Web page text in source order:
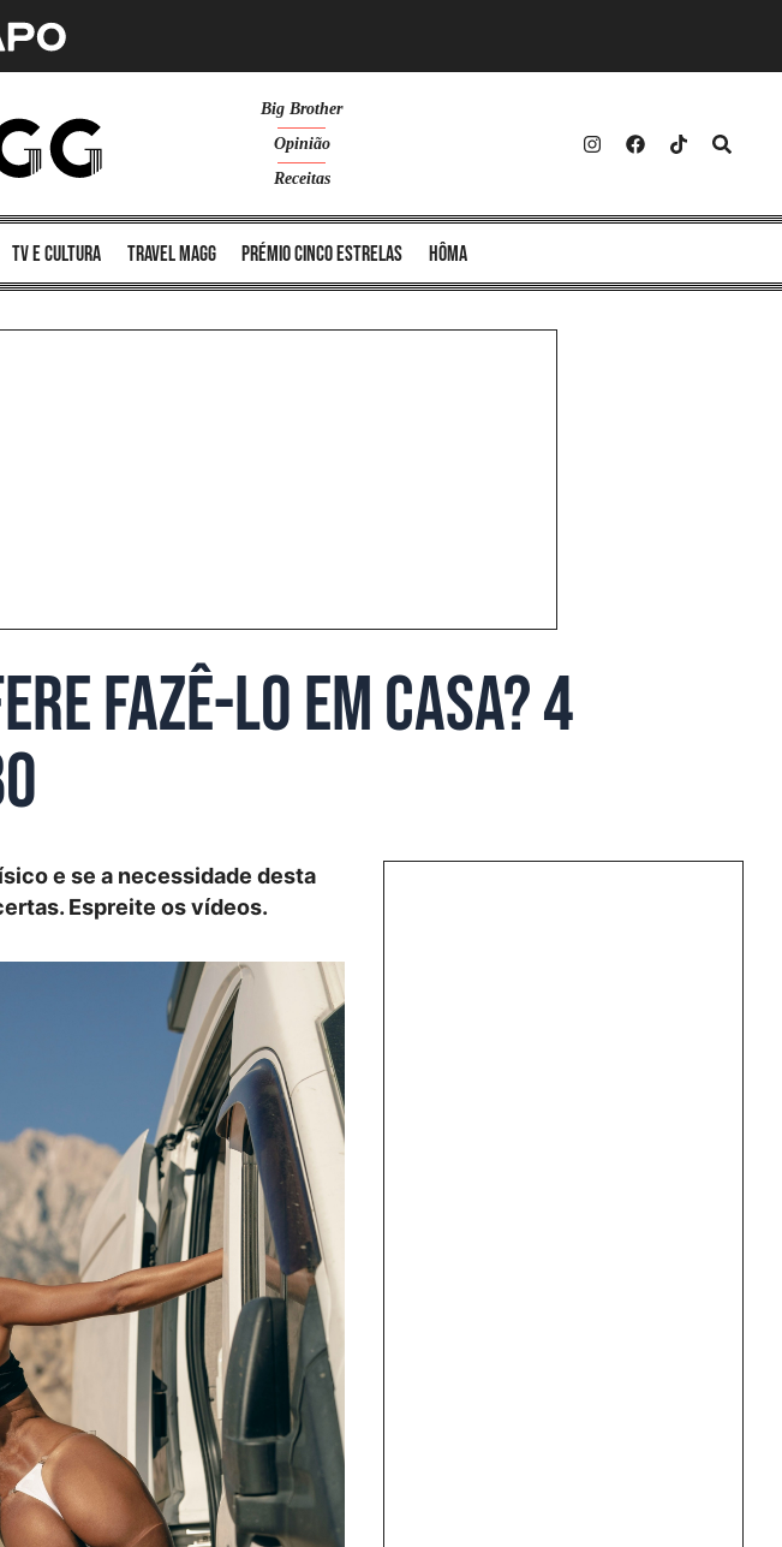
Big Brother
Opinião
Receitas
TV e cultura Travel MAGG Prémio Cinco Estrelas Hôma
fazê-lo em casa? 4
e se a necessidade desta
Espreite os vídeos.